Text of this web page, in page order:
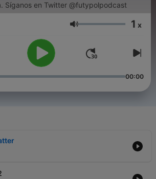
través de la historia. Síganos en Twitter @futypolpodcast
Volumen 1 x
00:00